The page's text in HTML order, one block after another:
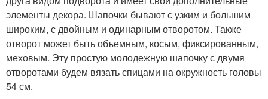
элементы декора. Шапочки бывают с узким и большим
широким, с двойным и одинарным отворотом. Также
отворот может быть объемным, косым, фиксированным,
меховым. Эту простую молодежную шапочку с двумя
отворотами будем вязать спицами на окружность головы
54 см.